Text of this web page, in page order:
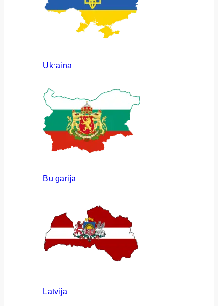
Ukraina
Bulgarija
Latvija